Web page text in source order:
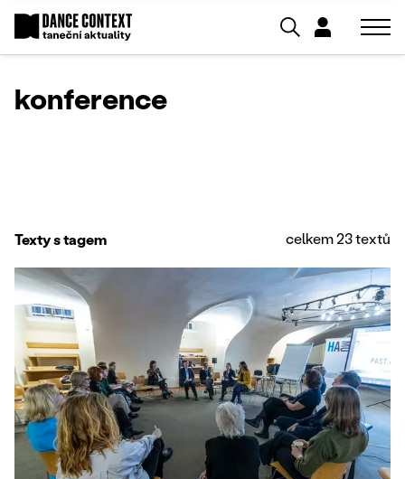
konference
Texty s tagem celkem 23 textů